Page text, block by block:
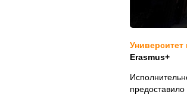
Erasmus+